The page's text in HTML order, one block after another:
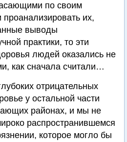
по своим
их,
выводы
практики, то эти
людей оказались не
как сначала считали…
отрицательных
у остальной части
районах, и мы не
распространившемся
которое могло бы